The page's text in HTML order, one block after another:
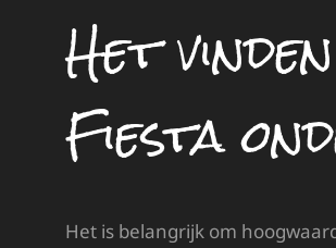
Het
Fiesta
Het is belangrijk om